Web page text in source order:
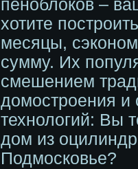
пеноблоков –
хотите
месяцы,
сумму. Их
смешением
домостроения и
технологий: Вы
дом из
Подмосковье?